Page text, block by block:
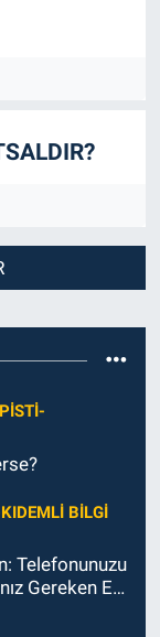
BILGI
Telefonunuzu
Gereken En